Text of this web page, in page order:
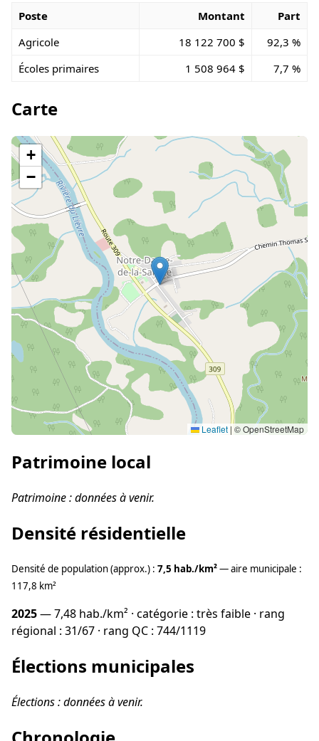
Poste Montant
Part
Agricole
18 122 700 $
92,3 %
Écoles primaires
1 508 964 $ 7,7 %
Carte
+
−
Leaflet | © OpenStreetMap
Patrimoine local
Patrimoine : données à venir.
Densité résidentielle
Densité de population (approx.) : 7,5 hab./km²— aire municipale :
117,8 km²
2025— 7,48 hab./km² · catégorie : très faible · rang
régional : 31/67 · rang QC : 744/1119
Élections municipales
Élections : données à venir.